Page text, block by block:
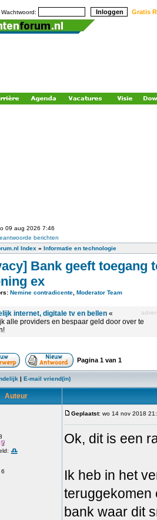
Gratis
09 aug 2026 7:46
berichten
Index » Informatie en technologie
Bank geeft toegang
ex
Nemine contradicente Moderator Team
internet, digitale tv en bellen «
alle providers en bespaar geld door over te
Pagina 1 van 1
| E-mail vriend(in)
Auteur
Geplaatst: wo 14 nov 2018
Ok, dit is een
Ik heb in het
teruggekomen
bank waar dit